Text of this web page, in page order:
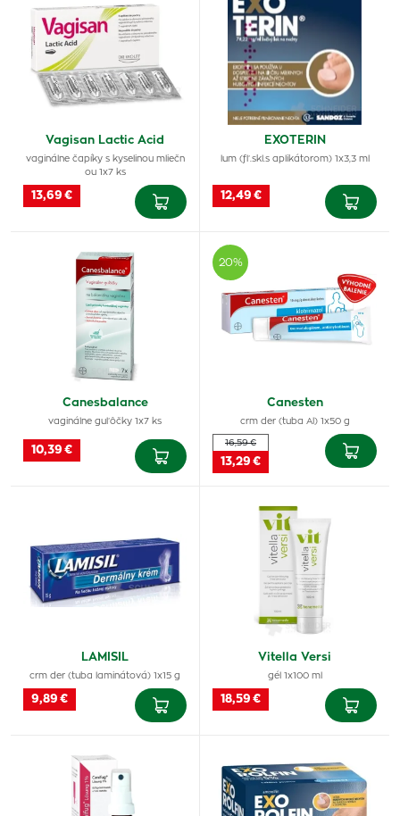
Vagisan Lactic Acid
vaginálne čapíky s kyselinou mliečn
ou 1x7 ks
13,69 €
EXOTERIN
lum (fľ.skl.s aplikátorom) 1x3,3 ml
12,49 €
Canesbalance
vaginálne guľôčky 1x7 ks
10,39 €
20%
Canesten
crm der (tuba Al) 1x50 g
16,59 €
13,29 €
LAMISIL
crm der (tuba laminátová) 1x15 g
9,89 €
Vitella Versi
gél 1x100 ml
18,59 €